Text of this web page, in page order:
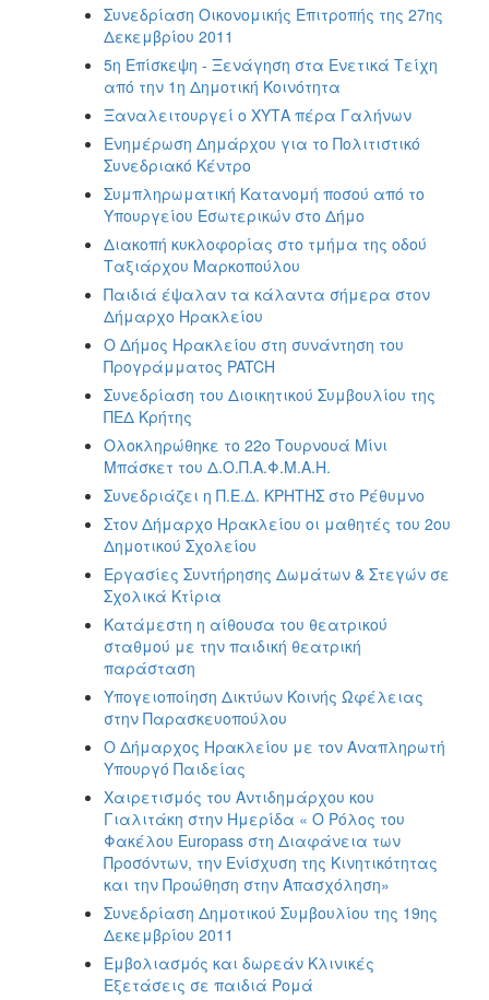
Συνεδρίαση Οικονομικής Επιτροπής της 27ης
Δεκεμβρίου 2011
5η Επίσκεψη - Ξενάγηση στα Ενετικά Τείχη
από την 1η Δημοτική Κοινότητα
Ξαναλειτουργεί ο ΧΥΤΑ πέρα Γαλήνων
Ενημέρωση Δημάρχου για το Πολιτιστικό
Συνεδριακό Κέντρο
Συμπληρωματική Κατανομή ποσού από το
Υπουργείου Εσωτερικών στο Δήμο
Διακοπή κυκλοφορίας στο τμήμα της οδού
Ταξιάρχου Μαρκοπούλου
Παιδιά έψαλαν τα κάλαντα σήμερα στον
Δήμαρχο Ηρακλείου
Ο Δήμος Ηρακλείου στη συνάντηση του
Προγράμματος PATCH
Συνεδρίαση του Διοικητικού Συμβουλίου της
ΠΕΔ Κρήτης
Ολοκληρώθηκε το 22ο Τουρνουά Μίνι
Μπάσκετ του Δ.Ο.Π.Α.Φ.Μ.Α.Η.
Συνεδριάζει η Π.Ε.Δ. ΚΡΗΤΗΣ στο Ρέθυμνο
Στον Δήμαρχο Ηρακλείου οι μαθητές του 2ου
Δημοτικού Σχολείου
Εργασίες Συντήρησης Δωμάτων & Στεγών σε
Σχολικά Κτίρια
Κατάμεστη η αίθουσα του θεατρικού
σταθμού με την παιδική θεατρική
παράσταση
Υπογειοποίηση Δικτύων Κοινής Ωφέλειας
στην Παρασκευοπούλου
O Δήμαρχος Ηρακλείου με τον Αναπληρωτή
Υπουργό Παιδείας
Χαιρετισμός του Αντιδημάρχου κου
Γιαλιτάκη στην Ημερίδα « Ο Ρόλος του
Φακέλου Europass στη Διαφάνεια των
Προσόντων, την Ενίσχυση της Κινητικότητας
και την Προώθηση στην Απασχόληση»
Συνεδρίαση Δημοτικού Συμβουλίου της 19ης
Δεκεμβρίου 2011
Εμβολιασμός και δωρεάν Κλινικές
Εξετάσεις σε παιδιά Ρομά